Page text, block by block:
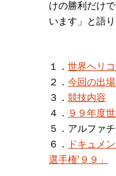
けの勝利だけ
います」と語り
<<
１． 世界ヘリ
２． 今回の出
３． 競技内容
４．
９９年度
５．アルファ
６．
ドキュメ
選手権’９９」